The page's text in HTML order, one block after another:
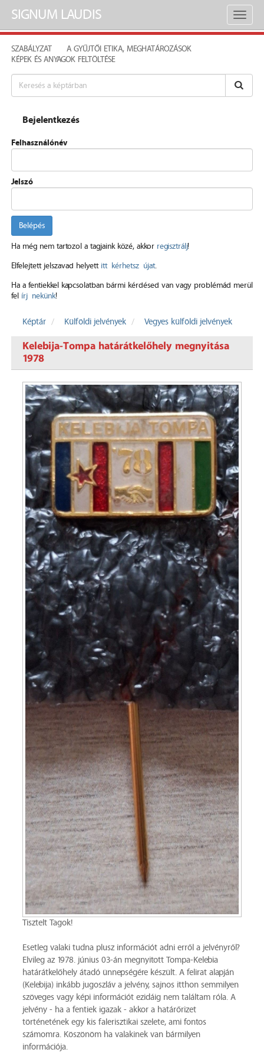
Toggle
SIGNUM LAUDIS
SZABÁLYZAT
A GYŰJTŐI ETIKA, MEGHATÁROZÁSOK
KÉPEK ÉS ANYAGOK FELTÖLTÉSE
Bejelentkezés
Felhasználónév
Jelszó
Belépés
Ha még nem tartozol a tagjaink közé, akkor regisztrálj!
Elfelejtett jelszavad helyett itt kérhetsz újat.
Ha a fentiekkel kapcsolatban bármi kérdésed van vagy problémád merül
fel írj nekünk!
Képtár Külföldi jelvények Vegyes külföldi jelvények
Kelebija-Tompa határátkelőhely megnyitása
1978
Tisztelt Tagok!
Esetleg valaki tudna plusz információt adni erről a jelvényről?
Elvileg az 1978. június 03-án megnyitott Tompa-Kelebia
határátkelőhely átadó ünnepségére készült. A felirat alapján
(Kelebija) inkább jugoszláv a jelvény, sajnos itthon semmilyen
szöveges vagy képi információt ezidáig nem találtam róla. A
jelvény - ha a fentiek igazak - akkor a határőrizet
történetének egy kis falerisztikai szelete, ami fontos
számomra. Köszönöm ha valakinek van bármilyen
információja.